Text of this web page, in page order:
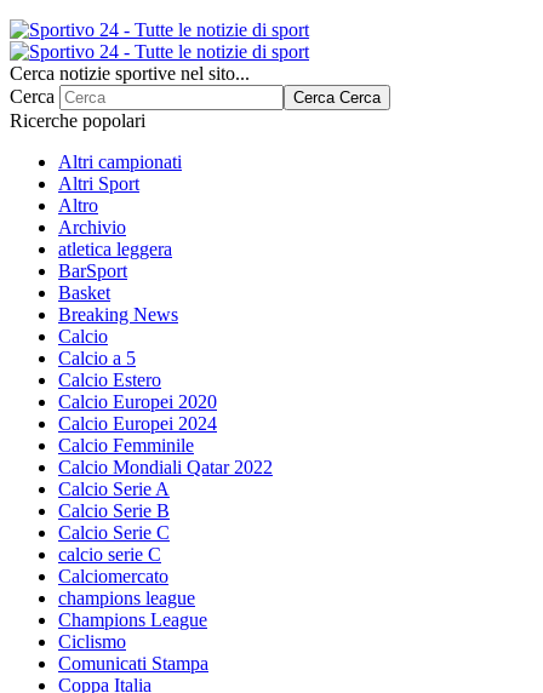
Cerca notizie sportive nel sito...
Cerca
Cerca Cerca
Ricerche popolari
Altri campionati
Altri Sport
Altro
Archivio
atletica leggera
BarSport
Basket
Breaking News
Calcio
Calcio a 5
Calcio Estero
Calcio Europei 2020
Calcio Europei 2024
Calcio Femminile
Calcio Mondiali Qatar 2022
Calcio Serie A
Calcio Serie B
Calcio Serie C
calcio serie C
Calciomercato
champions league
Champions League
Ciclismo
Comunicati Stampa
Coppa Italia